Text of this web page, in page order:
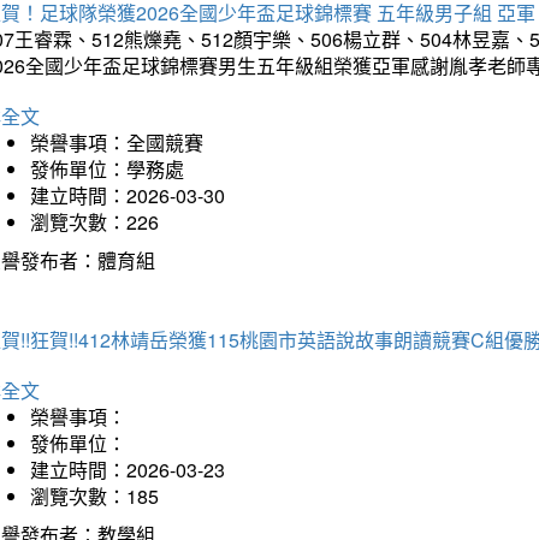
！足球隊榮獲2026全國少年盃足球錦標賽 五年級男子組 亞軍
王睿霖、512熊爍堯、512顏宇樂、506楊立群、504林昱嘉
全國少年盃足球錦標賽男生五年級組榮獲亞軍感謝胤孝老師
文
榮譽事項：全國競賽
發佈單位：學務處
建立時間：2026-03-30
瀏覽次數：226
發布者：體育組
!!狂賀!!412林靖岳榮獲115桃園市英語說故事朗讀競賽C組優
文
榮譽事項：
發佈單位：
建立時間：2026-03-23
瀏覽次數：185